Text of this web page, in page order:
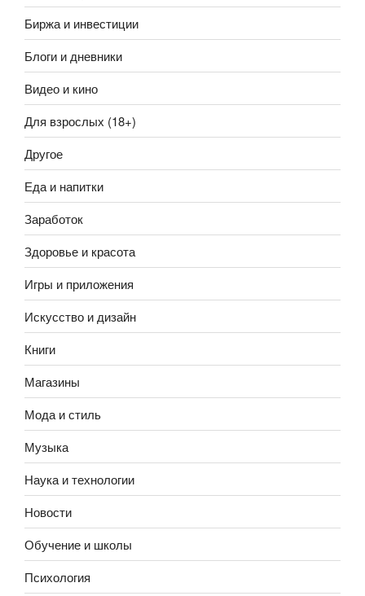
Биржа и инвестиции
Блоги и дневники
Видео и кино
Для взрослых (18+)
Другое
Еда и напитки
Заработок
Здоровье и красота
Игры и приложения
Искусство и дизайн
Книги
Магазины
Мода и стиль
Музыка
Наука и технологии
Новости
Обучение и школы
Психология